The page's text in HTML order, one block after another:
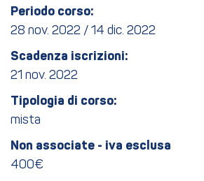
Periodo corso:
28 nov. 2022 / 14 dic. 2022
Scadenza iscrizioni:
21 nov. 2022
Tipologia di corso:
mista
Non associate - iva esclusa
400€